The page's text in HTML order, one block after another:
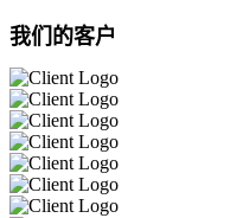
我们的客户